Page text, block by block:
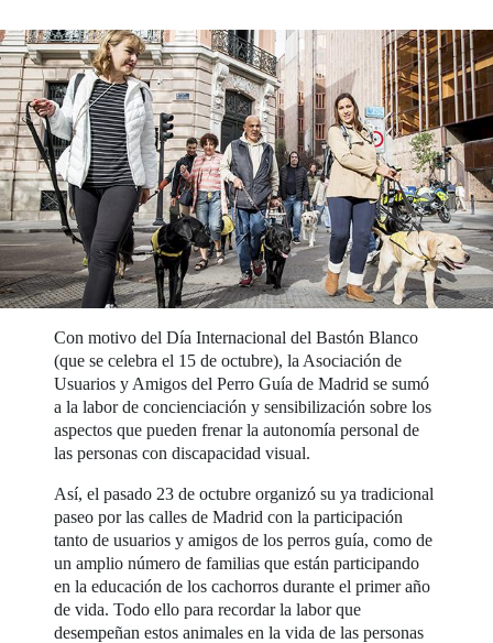
Con motivo del Día Internacional del Bastón Blanco
(que se celebra el 15 de octubre), la Asociación de
Usuarios y Amigos del Perro Guía de Madrid se sumó
a la labor de concienciación y sensibilización sobre los
aspectos que pueden frenar la autonomía personal de
las personas con discapacidad visual.
Así, el pasado 23 de octubre organizó su ya tradicional
paseo por las calles de Madrid con la participación
tanto de usuarios y amigos de los perros guía, como de
un amplio número de familias que están participando
en la educación de los cachorros durante el primer año
de vida. Todo ello para recordar la labor que
desempeñan estos animales en la vida de las personas